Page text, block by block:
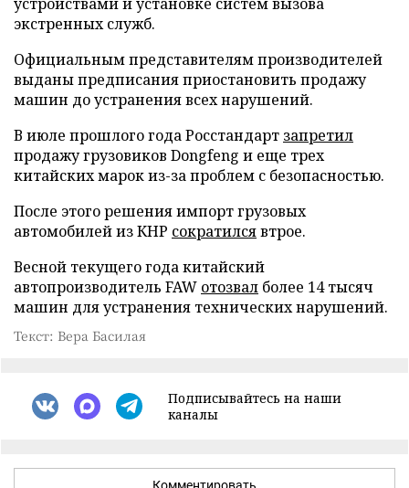
экстренных служб.
Официальным представителям производителей
выданы предписания приостановить продажу
машин до устранения всех нарушений.
В июле прошлого года Росстандарт запретил
продажу грузовиков Dongfeng и еще трех
китайских марок из-за проблем с безопасностью.
После этого решения импорт грузовых
автомобилей из КНР сократилсявтрое.
Весной текущего года китайский
автопроизводитель FAW отозвал более 14 тысяч
машин для устранения технических нарушений.
Текст: Вера Басилая
Подписывайтесь на наши
каналы
Комментировать